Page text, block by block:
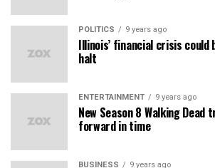
POLITICS 9 years ago
Illinois’ financial crisis
halt
ENTERTAINMENT 9 years ago
New Season 8 Walking
forward in time
BUSINESS 9 years ago